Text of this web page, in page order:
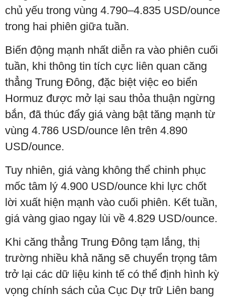
chủ yếu trong vùng 4.790–4.835 USD/ounce
trong hai phiên giữa tuần.
Biến động mạnh nhất diễn ra vào phiên cuối
tuần, khi thông tin tích cực liên quan căng
thẳng Trung Đông, đặc biệt việc eo biển
Hormuz được mở lại sau thỏa thuận ngừng
bắn, đã thúc đẩy giá vàng bật tăng mạnh từ
vùng 4.786 USD/ounce lên trên 4.890
USD/ounce.
Tuy nhiên, giá vàng không thể chinh phục
mốc tâm lý 4.900 USD/ounce khi lực chốt
lời xuất hiện mạnh vào cuối phiên. Kết tuần,
giá vàng giao ngay lùi về 4.829 USD/ounce.
Khi căng thẳng Trung Đông tạm lắng, thị
trường nhiều khả năng sẽ chuyển trọng tâm
trở lại các dữ liệu kinh tế có thể định hình kỳ
vọng chính sách của Cục Dự trữ Liên bang